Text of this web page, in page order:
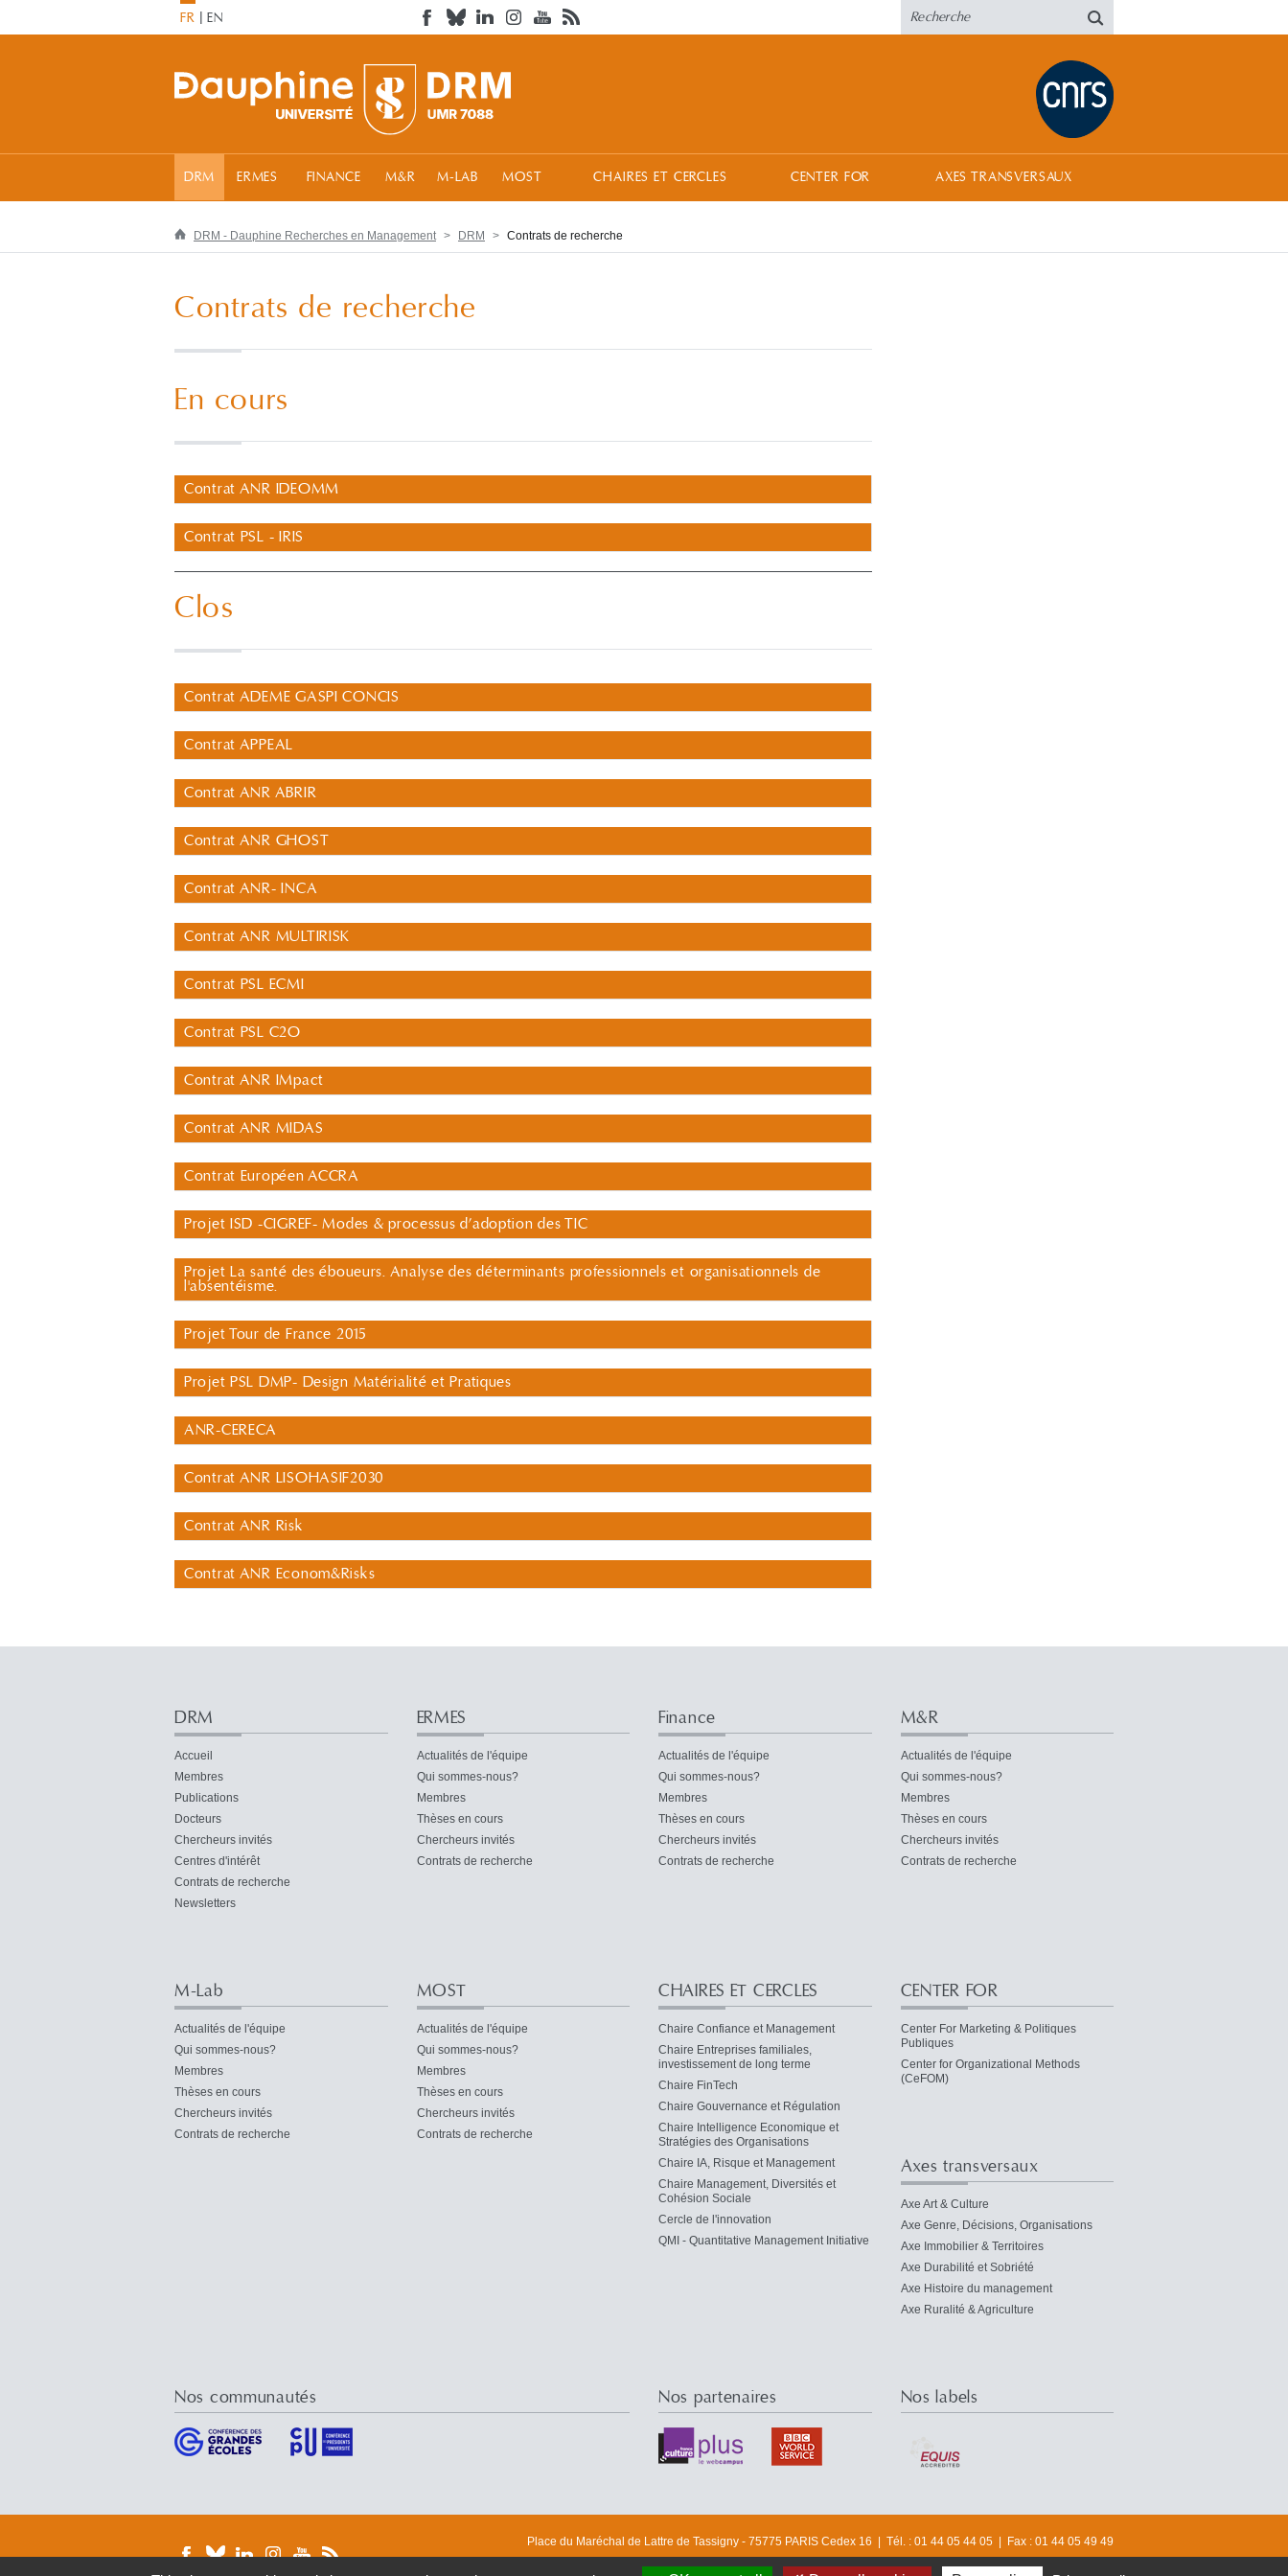
FR EN
DRM ERMES FINANCE M&R M-LAB MOST CHAIRES ET CERCLES CENTER FOR AXES TRANSVERSAUX
DRM - Dauphine Recherches en Management DRM Contrats de recherche
Contrats de recherche
En cours
Contrat ANR IDEOMM
Contrat PSL - IRIS
Clos
Contrat ADEME GASPI CONCIS
Contrat APPEAL
Contrat ANR ABRIR
Contrat ANR GHOST
Contrat ANR- INCA
Contrat ANR MULTIRISK
Contrat PSL ECMI
Contrat PSL C2O
Contrat ANR IMpact
Contrat ANR MIDAS
Contrat Européen ACCRA
Projet ISD -CIGREF- Modes & processus d’adoption des TIC
Projet La santé des éboueurs. Analyse des déterminants professionnels et organisationnels de
l'absentéisme.
Projet Tour de France 2015
Projet PSL DMP- Design Matérialité et Pratiques
ANR-CERECA
Contrat ANR LISOHASIF2030
Contrat ANR Risk
Contrat ANR Econom&Risks
DRM
Accueil
Membres
Publications
Docteurs
Chercheurs invités
Centres d'intérêt
Contrats de recherche
Newsletters
ERMES
Actualités de l'équipe
Qui sommes-nous?
Membres
Thèses en cours
Chercheurs invités
Contrats de recherche
Finance
Actualités de l'équipe
Qui sommes-nous?
Membres
Thèses en cours
Chercheurs invités
Contrats de recherche
M&R
Actualités de l'équipe
Qui sommes-nous?
Membres
Thèses en cours
Chercheurs invités
Contrats de recherche
M-Lab
Actualités de l'équipe
Qui sommes-nous?
Membres
Thèses en cours
Chercheurs invités
Contrats de recherche
MOST
Actualités de l'équipe
Qui sommes-nous?
Membres
Thèses en cours
Chercheurs invités
Contrats de recherche
CHAIRES ET CERCLES
Chaire Confiance et Management
Chaire Entreprises familiales,
investissement de long terme
Chaire FinTech
Chaire Gouvernance et Régulation
Chaire Intelligence Economique et
Stratégies des Organisations
Chaire IA, Risque et Management
Chaire Management, Diversités et
Cohésion Sociale
Cercle de l'innovation
QMI - Quantitative Management Initiative
CENTER FOR
Center For Marketing & Politiques
Publiques
Center for Organizational Methods
(CeFOM)
Axes transversaux
Axe Art & Culture
Axe Genre, Décisions, Organisations
Axe Immobilier & Territoires
Axe Durabilité et Sobriété
Axe Histoire du management
Axe Ruralité & Agriculture
Nos communautés Nos partenaires Nos labels
Place du Maréchal de Lattre de Tassigny - 75775 PARIS Cedex 16 | Tél. : 01 44 05 44 05 | Fax : 01 44 05 49 49
© 2016 Université Paris-Dauphine